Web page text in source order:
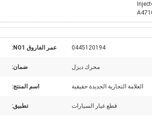
0445120194 عمر الفاروق NO1:
محرك ديزل ضمان:
العلامة التجارية الجديدة حقيقية اسم المنتج:
قطع غيار السيارات تطبيق: